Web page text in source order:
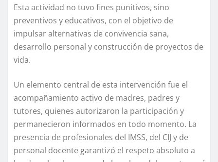
Esta actividad no tuvo fines punitivos, sino
preventivos y educativos, con el objetivo de
impulsar alternativas de convivencia sana,
desarrollo personal y construcción de proyectos de
vida.
Un elemento central de esta intervención fue el
acompañamiento activo de madres, padres y
tutores, quienes autorizaron la participación y
permanecieron informados en todo momento. La
presencia de profesionales del IMSS, del CIJ y de
personal docente garantizó el respeto absoluto a